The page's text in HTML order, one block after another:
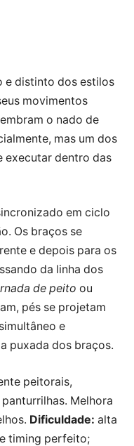
e distinto dos estilos
movimentos
o nado de
mas um dos
executar dentro das
em ciclo
Os braços se
e depois para os
da linha dos
de peito ou
pés se projetam
e
puxada dos braços.
peitorais,
Melhora
Dificuldade: alta
timing perfeito;